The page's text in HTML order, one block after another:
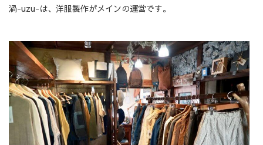
渦-uzu-は、洋服製作がメインの運営です。